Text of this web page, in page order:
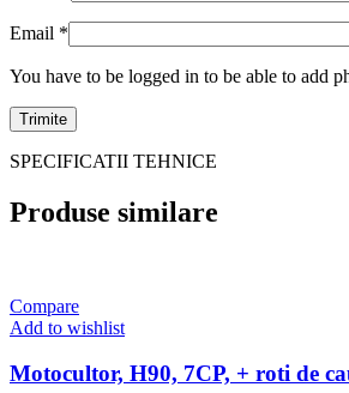
Email *
You have to be logged in to be able to add
SPECIFICATII TEHNICE
Produse similare
Compare
Add to wishlist
Motocultor, H90, 7CP, + roti de